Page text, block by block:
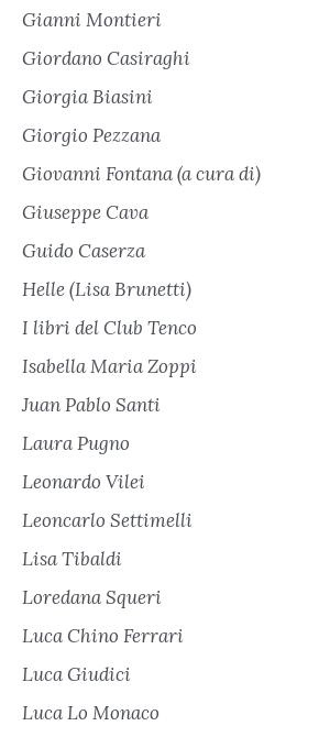
Gianni Montieri
Giordano Casiraghi
Giorgia Biasini
Giorgio Pezzana
Giovanni Fontana (a cura di)
Giuseppe Cava
Guido Caserza
Helle (Lisa Brunetti)
I libri del Club Tenco
Isabella Maria Zoppi
Juan Pablo Santi
Laura Pugno
Leonardo Vilei
Leoncarlo Settimelli
Lisa Tibaldi
Loredana Squeri
Luca Chino Ferrari
Luca Giudici
Luca Lo Monaco